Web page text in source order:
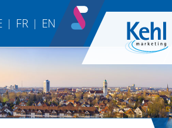
| FR | EN